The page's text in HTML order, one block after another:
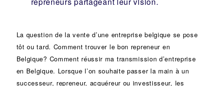
La question de la vente d’une entreprise belgique se pose
tôt ou tard. Comment trouver le bon repreneur en
Belgique? Comment réussir ma transmission d’entreprise
en Belgique. Lorsque l’on souhaite passer la main à un
successeur, repreneur, acquéreur ou investisseur, les